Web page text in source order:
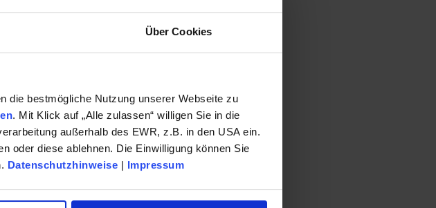
Über Cookies
die bestmögliche Nutzung unserer Webseite zu
. Mit Klick auf „Alle zulassen“ willigen Sie in die
außerhalb des EWR, z.B. in den USA ein.
oder diese ablehnen. Die Einwilligung können Sie
Datenschutzhinweise | Impressum